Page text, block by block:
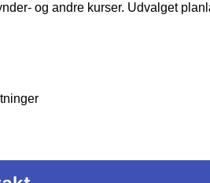
og andre kurser. Udvalget